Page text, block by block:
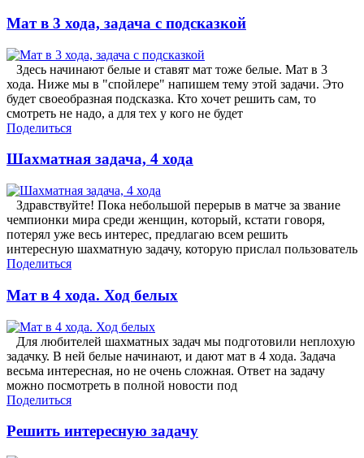
Мат в 3 хода, задача с подсказкой
Здесь начинают белые и ставят мат тоже белые. Мат в 3
хода. Ниже мы в "спойлере" напишем тему этой задачи. Это
будет своеобразная подсказка. Кто хочет решить сам, то
смотреть не надо, а для тех у кого не будет
Поделиться
Шахматная задача, 4 хода
Здравствуйте! Пока небольшой перерыв в матче за звание
чемпионки мира среди женщин, который, кстати говоря,
потерял уже весь интерес, предлагаю всем решить
интересную шахматную задачу, которую прислал пользователь
Поделиться
Мат в 4 хода. Ход белых
Для любителей шахматных задач мы подготовили неплохую
задачку. В ней белые начинают, и дают мат в 4 хода. Задача
весьма интересная, но не очень сложная. Ответ на задачу
можно посмотреть в полной новости под
Поделиться
Решить интересную задачу